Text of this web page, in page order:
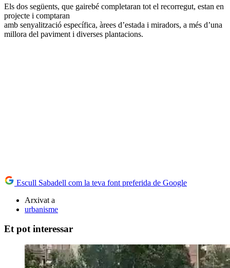
Els dos següents, que gairebé completaran tot el recorregut, estan en
projecte i comptaran
amb senyalització específica, àrees d’estada i miradors, a més d’una
millora del paviment i diverses plantacions.
Escull Sabadell com la teva font preferida de Google
Arxivat a
urbanisme
Et pot interessar